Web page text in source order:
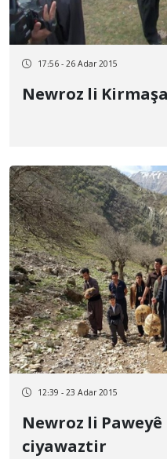
17:56 - 26 Adar 2015
Newroz li
12:39 - 23 Adar 2015
Newroz li
ciyawaztir